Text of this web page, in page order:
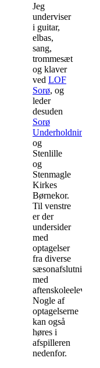
Jeg
underviser
i guitar,
elbas,
sang,
trommesæt
og klaver
ved LOF
Sorø, og
leder
desuden
Sorø
Underholdningskor
og
Stenlille
og
Stenmagle
Kirkes
Børnekor.
Til venstre
er der
undersider
med
optagelser
fra diverse
sæsonafslutninger
med
aftenskoleeleverne.
Nogle af
optagelserne
kan også
høres i
afspilleren
nedenfor.